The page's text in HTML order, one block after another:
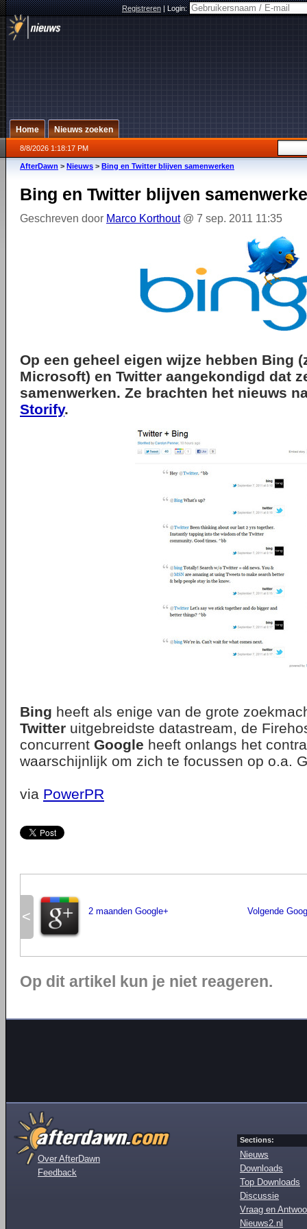
Registreren|Login:
Home Nieuws zoeken
8/8/2026 1:18:17 PM
AfterDawn > Nieuws > Bing en Twitter blijven samenwerken
Bing en Twitter blijven
Geschreven door Marco Korthout@ 7 sep. 2011 11:35
Op een geheel eigen wijze hebben Bing
Microsoft) en Twitter aangekondigd dat
samenwerken. Ze brachten het nieuws
Storify.
Bing heeft als enige van de grote
Twitter uitgebreidste datastream, de
concurrent Google heeft onlangs het
waarschijnlijk om zich te focussen op o.a.
via PowerPR
< 2 maanden Google+ Volgende
Op dit artikel kun je niet reageren.
Over AfterDawn
Feedback
Sections:
Nieuws
Downloads
Top Downloads
Discussie
Vraag en
Nieuws2.nl